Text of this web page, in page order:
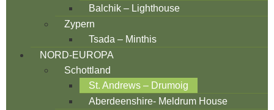
Balchik – Lighthouse
Zypern
Tsada – Minthis
NORD-EUROPA
Schottland
St. Andrews – Drumoig
Aberdeenshire- Meldrum House